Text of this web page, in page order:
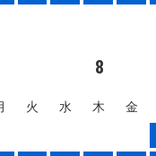
8
火 水 木 金